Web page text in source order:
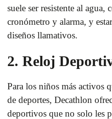
suele ser resistente al agua,
cronómetro y alarma, y
diseños llamativos.
2. Reloj
Para los niños más activos
de deportes, Decathlon
deportivos que no solo les